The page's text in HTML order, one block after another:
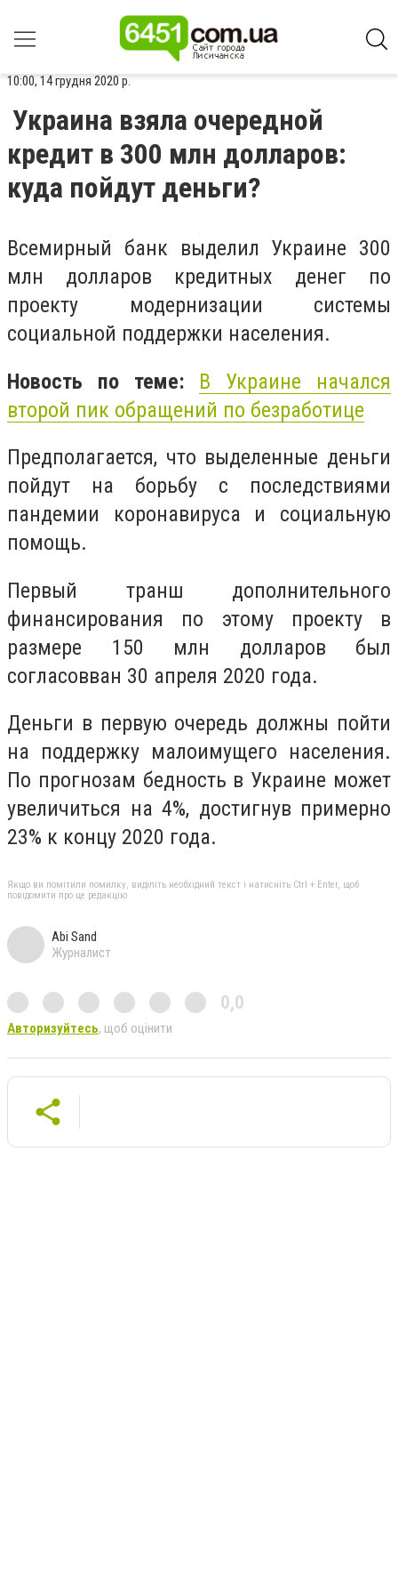
10:00, 14 грудня 2020 р.
Украина взяла очередной
кредит в 300 млн долларов:
куда пойдут деньги?
Всемирный банк выделил Украине 300
млн долларов кредитных денег по
проекту модернизации системы
социальной поддержки населения.
Новость по теме: В Украине начался
второй пик обращений по безработице
Предполагается, что выделенные деньги
пойдут на борьбу с последствиями
пандемии коронавируса и социальную
помощь.
Первый транш дополнительного
финансирования по этому проекту в
размере 150 млн долларов был
согласовван 30 апреля 2020 года.
Деньги в первую очередь должны пойти
на поддержку малоимущего населения.
По прогнозам бедность в Украине может
увеличиться на 4%, достигнув примерно
23% к концу 2020 года.
Якщо ви помітили помилку, виділіть необхідний текст і натисніть Ctrl + Enter, щоб
повідомити про це редакцію
Abi Sand
Журналист
0,0
Авторизуйтесь, щоб оцінити